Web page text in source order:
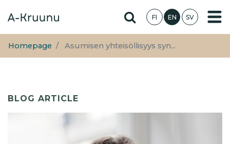
main
content
Hae sivustolta
FI EN SV
Homepage Asumisen yhteisöllisyys syn...
BLOG ARTICLE